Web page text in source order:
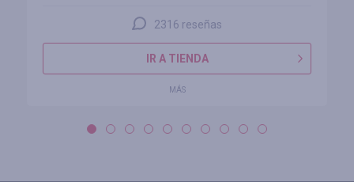
2316 reseñas
IR A TIENDA
MÁS